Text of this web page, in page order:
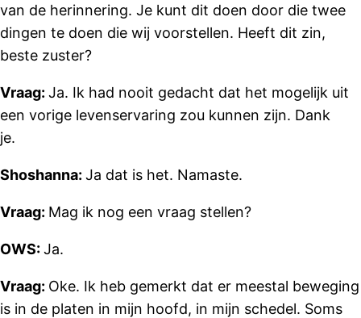
van de herinnering. Je kunt dit doen door die twee
dingen te doen die wij voorstellen. Heeft dit zin,
beste zuster?
Vraag: Ja. Ik had nooit gedacht dat het mogelijk uit
een vorige levenservaring zou kunnen zijn. Dank
je.
Shoshanna: Ja dat is het. Namaste.
Vraag: Mag ik nog een vraag stellen?
OWS:Ja.
Vraag: Oke. Ik heb gemerkt dat er meestal beweging
is in de platen in mijn hoofd, in mijn schedel. Soms